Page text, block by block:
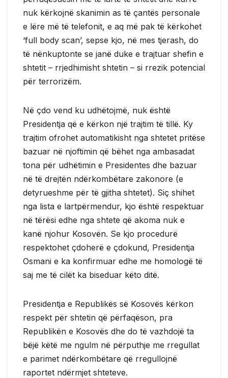
nuk kërkojnë skanimin as të çantës personale
e lëre më të telefonit, e aq më pak të kërkohet
‘full body scan’, sepse kjo, në mes tjerash, do
të nënkuptonte se janë duke e trajtuar shefin e
shtetit – rrjedhimisht shtetin – si rrezik potencial
për terrorizëm.
Në çdo vend ku udhëtojmë, nuk është
Presidentja që e kërkon një trajtim të tillë. Ky
trajtim ofrohet automatikisht nga shtetet pritëse
bazuar në njoftimin që bëhet nga ambasadat
tona për udhëtimin e Presidentes dhe bazuar
në të drejtën ndërkombëtare zakonore (e
detyrueshme për të gjitha shtetet). Siç shihet
nga lista e lartpërmendur, kjo është respektuar
në tërësi edhe nga shtete që akoma nuk e
kanë njohur Kosovën. Se kjo procedurë
respektohet çdoherë e çdokund, Presidentja
Osmani e ka konfirmuar edhe me homologë të
saj me të cilët ka biseduar këto ditë.
Presidentja e Republikës së Kosovës kërkon
respekt për shtetin që përfaqëson, pra
Republikën e Kosovës dhe do të vazhdojë ta
bëjë këtë me ngulm në përputhje me rregullat
e parimet ndërkombëtare që rregullojnë
raportet ndërmjet shteteve.